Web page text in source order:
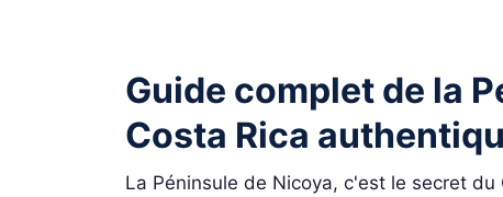
Guide complet de la
Costa Rica
La Péninsule de Nicoya, c'est le secret